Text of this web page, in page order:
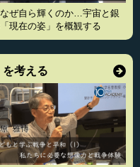
ぜ自ら輝くのか…宇宙と銀
現在の姿」を概観する
考える